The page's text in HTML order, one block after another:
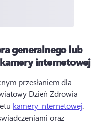
generalnego lub
internetowej
przesłaniem dla
Dzień Zdrowia
kamery internetowej
oraz